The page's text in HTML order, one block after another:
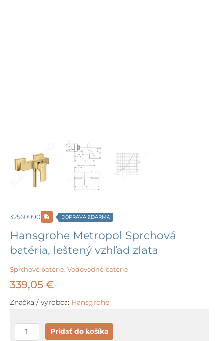
32560990 DOPRAVA ZDARMA
Hansgrohe Metropol Sprchová
batéria, leštený vzhľad zlata
Sprchové batérie, Vodovodné batérie
339,05 €
Značka / výrobca: Hansgrohe
množstvo
Pridať do košíka